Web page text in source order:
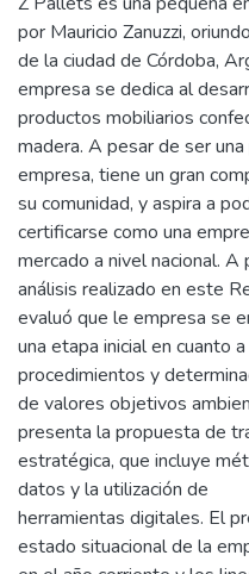
por Mauricio Zanuzzi, oriundo
de la ciudad de Córdoba,
empresa se dedica al
productos mobiliarios
madera. A pesar de ser
empresa, tiene un gran
su comunidad, y aspira a
certificarse como una
mercado a nivel nacional. A
análisis realizado en este
evaluó que le empresa se
una etapa inicial en cuanto
procedimientos y
de valores objetivos
presenta la propuesta de
estratégica, que incluye
datos y la utilización de
herramientas digitales. El
estado situacional de la